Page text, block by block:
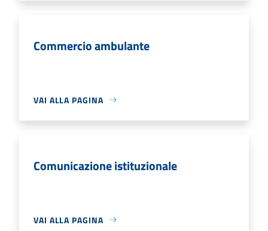
Commercio ambulante
VAI ALLA PAGINA
Comunicazione istituzionale
VAI ALLA PAGINA